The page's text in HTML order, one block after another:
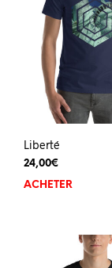
Liberté
24,00€
ACHETER